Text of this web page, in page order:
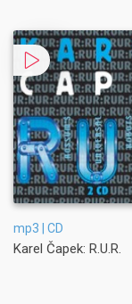
mp3 | CD
Karel Čapek: R.U.R.